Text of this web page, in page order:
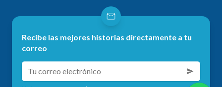
Recibe las mejores historias directamente a tu
correo